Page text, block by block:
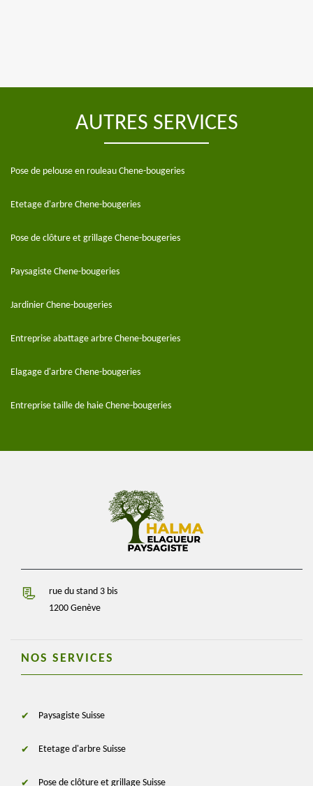
AUTRES SERVICES
Pose de pelouse en rouleau Chene-bougeries
Etetage d'arbre Chene-bougeries
Pose de clôture et grillage Chene-bougeries
Paysagiste Chene-bougeries
Jardinier Chene-bougeries
Entreprise abattage arbre Chene-bougeries
Elagage d'arbre Chene-bougeries
Entreprise taille de haie Chene-bougeries
rue du stand 3 bis
1200 Genève
NOS SERVICES
Paysagiste Suisse
Etetage d'arbre Suisse
Pose de clôture et grillage Suisse